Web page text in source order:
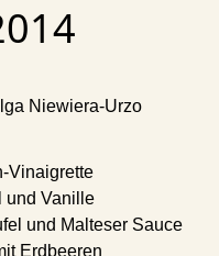
Niewiera-Urzo
Vinaigrette
und Vanille
und Malteser Sauce
Erdbeeren